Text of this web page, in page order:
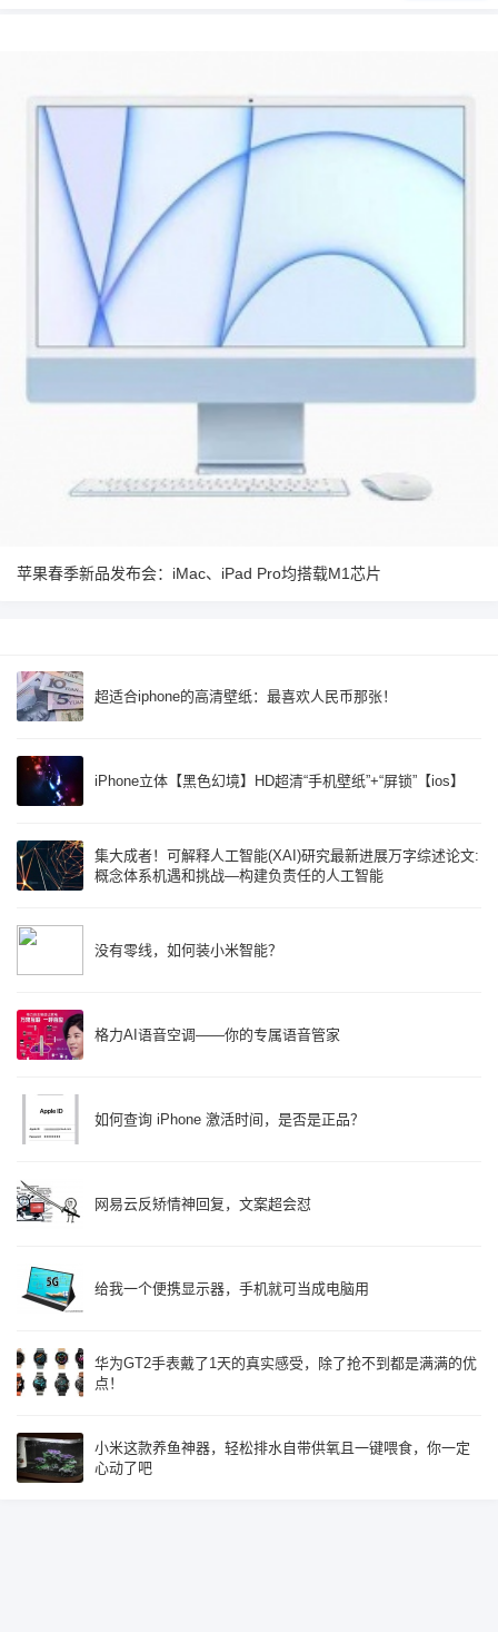
苹果春季新品发布会：iMac、iPad Pro均搭载M1芯片
超适合iphone的高清壁纸：最喜欢人民币那张！
iPhone立体【黑色幻境】HD超清“手机壁纸”+“屏锁”【ios】
集大成者！可解释人工智能(XAI)研究最新进展万字综述论文:
概念体系机遇和挑战—构建负责任的人工智能
没有零线，如何装小米智能？
格力AI语音空调——你的专属语音管家
如何查询 iPhone 激活时间，是否是正品？
网易云反矫情神回复，文案超会怼
给我一个便携显示器，手机就可当成电脑用
华为GT2手表戴了1天的真实感受，除了抢不到都是满满的优
点！
小米这款养鱼神器，轻松排水自带供氧且一键喂食，你一定
心动了吧